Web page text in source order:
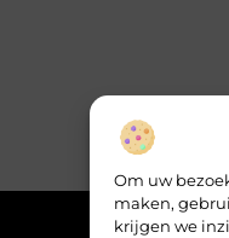
Om uw
maken,
krijgen we